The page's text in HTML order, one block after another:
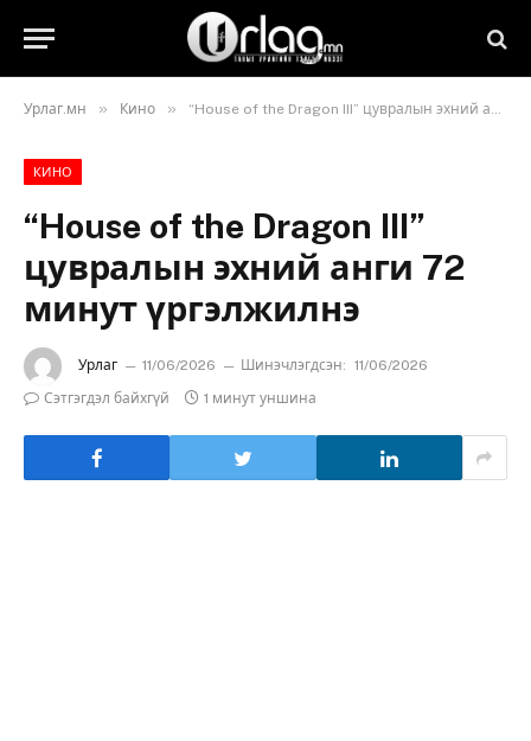
Урлаг.мн » Кино » “House of the Dragon III” цувралын эхний анги 72 минут үргэлжилнэ
КИНО
“House of the Dragon III”
цувралын эхний анги 72
минут үргэлжилнэ
Урлаг 11/06/2026 Шинэчлэгдсэн: 11/06/2026
Сэтгэгдэл байхгүй
1 минут уншина